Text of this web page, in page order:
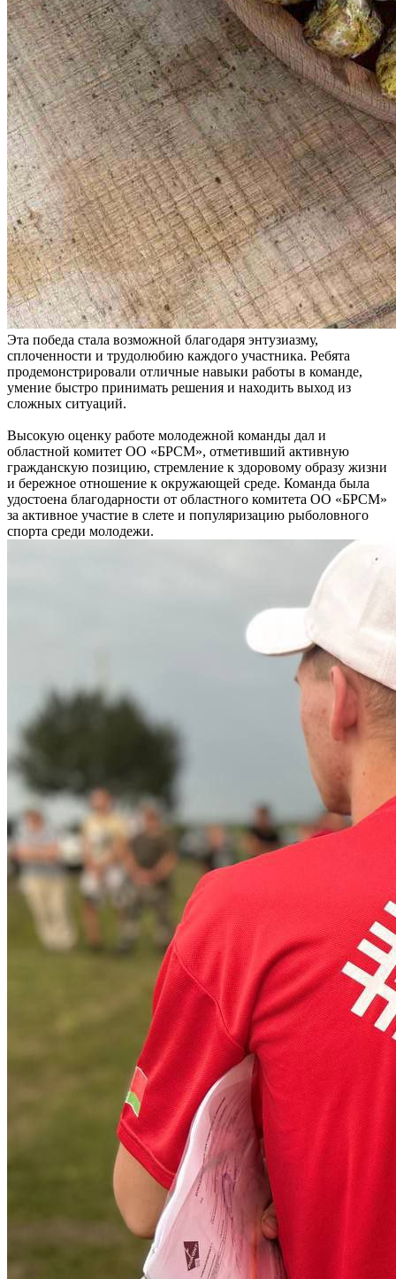
Эта победа стала возможной благодаря энтузиазму,
сплоченности и трудолюбию каждого участника. Ребята
продемонстрировали отличные навыки работы в команде,
умение быстро принимать решения и находить выход из
сложных ситуаций.
Высокую оценку работе молодежной команды дал и
областной комитет ОО «БРСМ», отметивший активную
гражданскую позицию, стремление к здоровому образу жизни
и бережное отношение к окружающей среде. Команда была
удостоена благодарности от областного комитета ОО «БРСМ»
за активное участие в слете и популяризацию рыболовного
спорта среди молодежи.